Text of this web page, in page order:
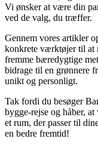
Vi ønsker at være din
ved de valg, du træffer.
Gennem vores artikler
konkrete værktøjer til at
fremme bæredygtige
bidrage til en grønnere
unikt og personligt.
Tak fordi du besøger
bygge-rejse og håber,
et rum, der passer til
en bedre fremtid!